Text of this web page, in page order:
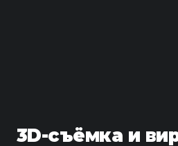
3D-съёмка и